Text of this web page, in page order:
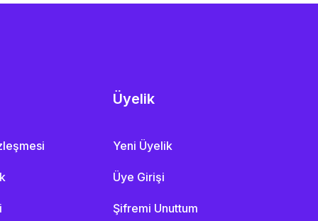
Üyelik
Yeni Üyelik
Üye Girişi
Şifremi Unuttum